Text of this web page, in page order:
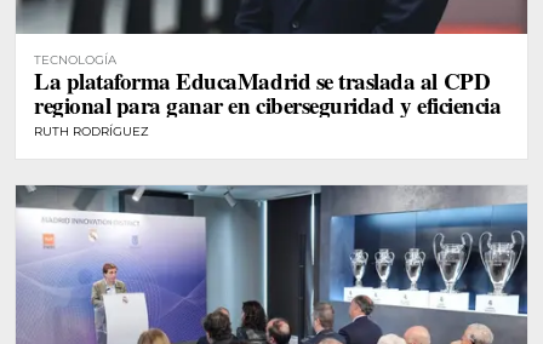
TECNOLOGÍA
La plataforma EducaMadrid se traslada al CPD
regional para ganar en ciberseguridad y eficiencia
RUTH RODRÍGUEZ